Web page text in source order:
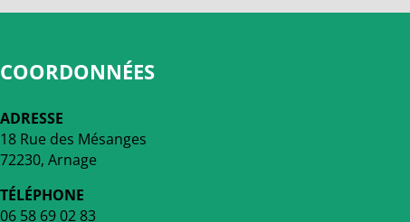
COORDONNÉES
ADRESSE
18 Rue des Mésanges
72230, Arnage
TÉLÉPHONE
06 58 69 02 83